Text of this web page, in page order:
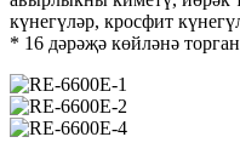
күнегүләр, кросфит
* 16 дәрәҗә көйләнә